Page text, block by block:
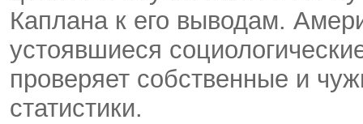
Каплана к его выводам.
устоявшиеся
проверяет собственные и
статистики.